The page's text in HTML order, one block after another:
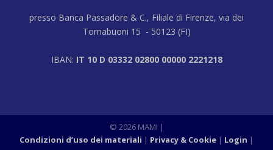
presso Banca Passadore & C., Filiale di Firenze, via dei
Tornabuoni 15 - 50123 (FI)
IBAN: IT 10 D 03332 02800 00000 2221218
© 2026 MAMI |
Condizioni d’uso dei materiali
Privacy & Cookie Login |